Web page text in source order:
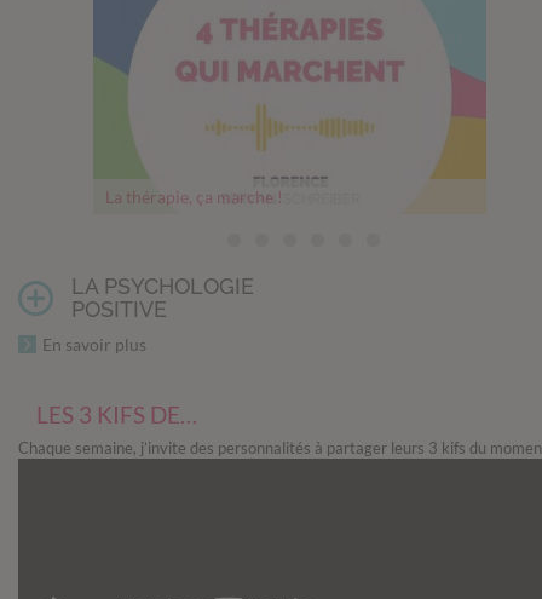
La thérapie, ça marche !
Thérapie, comment franchir le pas
Mesurer son bonheur
Un cerveau en pleine forme
Comment les relations nourrissent notre cerveau
Les 5 objectifs philosophiques du Memento mori
Questions avant un abandon
LA PSYCHOLOGIE
POSITIVE
En savoir plus
LES 3 KIFS DE…
Chaque semaine, j’invite des personnalités à partager leurs 3 kifs du